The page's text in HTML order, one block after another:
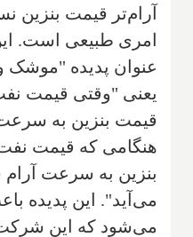
آرام‌تر قیمت بنزین
امری طبیعی است.
عنوان پدیده "موشک
یعنی "وقتی قیمت
قیمت بنزین به
هنگامی که قیمت
بنزین به سرعت آرام
می‌آید". این پدیده
می‌شود که این